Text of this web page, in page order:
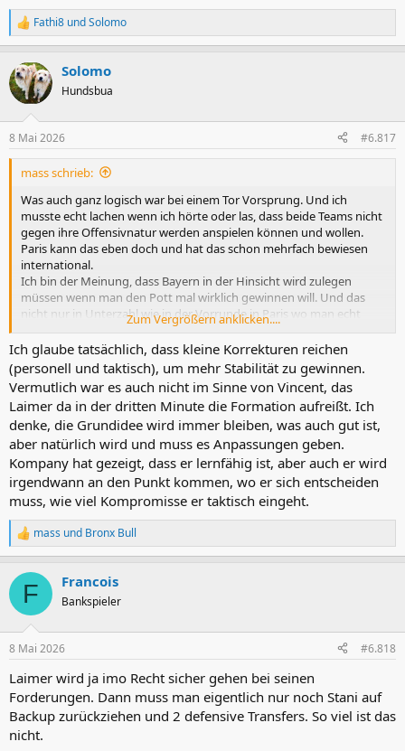
R
e
k
t
i
e
n
Fathi8 undSolomo
Solomo
Hundsbua
8 Mai 2026 #6.817
mass schrieb:
Was auch ganz logisch war bei einem Tor Vorsprung. Und ich
musste echt lachen wenn ich hörte oder las, dass beide Teams nicht
gegen ihre Offensivnatur werden anspielen können und wollen.
Paris kann das eben doch und hat das schon mehrfach bewiesen
international.
Ich bin der Meinung, dass Bayern in der Hinsicht wird zulegen
müssen wenn man den Pott mal wirklich gewinnen will. Und das
nicht nur in Unterzahl wie in der Vorrunde in Paris wo man echt
aufopferungsvoll gefighted hat defensiv und trotzdem gefeiert hat
(auch verteidigen kann durchaus mal Spass machen)
Zum Vergrößern anklicken....
Ich glaube tatsächlich, dass kleine Korrekturen reichen
(personell und taktisch), um mehr Stabilität zu gewinnen.
Vermutlich war es auch nicht im Sinne von Vincent, das
Laimer da in der dritten Minute die Formation aufreißt. Ich
denke, die Grundidee wird immer bleiben, was auch gut ist,
aber natürlich wird und muss es Anpassungen geben.
Kompany hat gezeigt, dass er lernfähig ist, aber auch er wird
irgendwann an den Punkt kommen, wo er sich entscheiden
muss, wie viel Kompromisse er taktisch eingeht.
R
e
k
i
e
:
mass und Bronx Bull
F Francois
Bankspieler
8 Mai 2026 #6.818
Laimer wird ja imo Recht sicher gehen bei seinen
Forderungen. Dann muss man eigentlich nur noch Stani auf
Backup zurückziehen und 2 defensive Transfers. So viel ist das
nicht.